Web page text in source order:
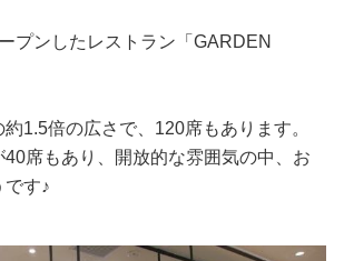
プンしたレストラン「GARDEN
1.5倍の広さで、120席もあります。
40席もあり、開放的な雰囲気の中、お
です♪